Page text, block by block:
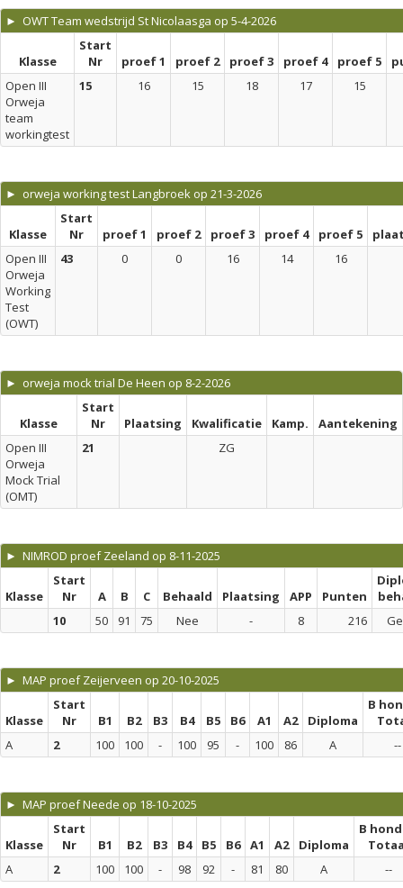
► OWT Team wedstrijd St Nicolaasga op 5-4-2026
Klasse
Start
Nr
proef 1 proef 2 proef 3 proef 4 proef 5
Open III
Orweja
team
workingtest
15 16 15 18 17 15
► orweja working test Langbroek op 21-3-2026
Klasse
Start
Nr
proef 1 proef 2 proef 3 proef 4 proef 5
Open III
Orweja
Working
Test
(OWT)
43 0 0 16 14 16
► orweja mock trial De Heen op 8-2-2026
Klasse
Start
Nr
Plaatsing Kwalificatie Kamp.
Aantekening
Open III
Orweja
Mock Trial
(OMT)
21 ZG
► NIMROD proef Zeeland op 8-11-2025
Klasse
Start
Nr
A B C Behaald Plaatsing APP Punten
10
50 91 75 Nee - 8 216
► MAP proef Zeijerveen op 20-10-2025
Klasse
Start
Nr
B1 B2 B3 B4 B5 B6 A1 A2 Diploma
B
A
2 100 100 - 100 95 - 100 86 A --
► MAP proef Neede op 18-10-2025
Klasse
Start
Nr
B1 B2 B3 B4 B5 B6 A1 A2 Diploma
B
A
2 100 100 - 98 92 - 81 80 A --